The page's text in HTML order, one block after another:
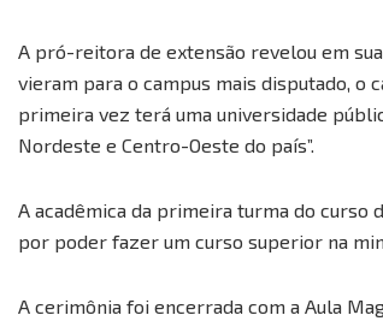
A pró-reitora de extensão revelou em
vieram para o campus mais disputado, o
primeira vez terá uma universidade
Nordeste e Centro-Oeste do país”.
A acadêmica da primeira turma do curso
por poder fazer um curso superior na
A cerimônia foi encerrada com a Aula